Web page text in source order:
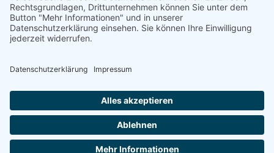
Datenschutzbestimmungen
Cookie-Einstellungen
Aufgrund gesetzlicher Bestimmungen sind wir zu folgendem
Hinweis verpflichtet: Die hier vorgestellte Technologie
entspricht (wie beispielsweise die Homöopathie, die
Bioresonanz, Bereiche der Akupunktur) nicht der
schulwissenschaftlichen Auffassung und Lehrmeinung.